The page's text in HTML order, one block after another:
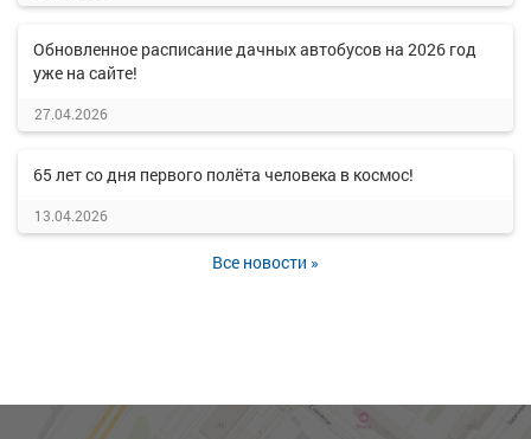
Обновленное расписание дачных автобусов на 2026 год
уже на сайте!
27.04.2026
65 лет со дня первого полёта человека в космос!
13.04.2026
Все новости »